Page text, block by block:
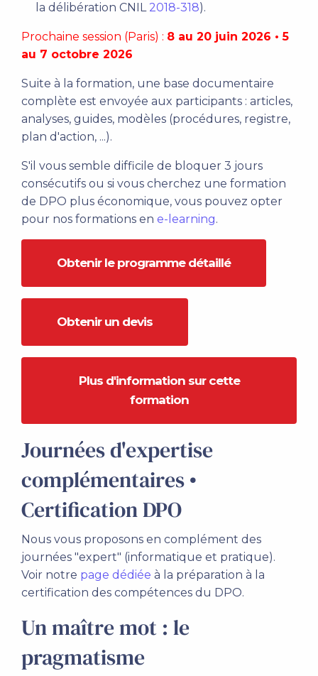
la délibération CNIL 2018-318).
Prochaine session (Paris) : 8 au 20 juin 2026 • 5
au 7 octobre 2026
Suite à la formation, une base documentaire
complète est envoyée aux participants : articles,
analyses, guides, modèles (procédures, registre,
plan d'action, ...).
S'il vous semble difficile de bloquer 3 jours
consécutifs ou si vous cherchez une formation
de DPO plus économique, vous pouvez opter
pour nos formations en e-learning.
Obtenir le programme détaillé
Obtenir un devis
Plus d'information sur cette
formation
Journées d'expertise
complémentaires •
Certification DPO
Nous vous proposons en complément des
journées "expert" (informatique et pratique).
Voir notre page dédiée à la préparation à la
certification des compétences du DPO.
Un maître mot : le
pragmatisme